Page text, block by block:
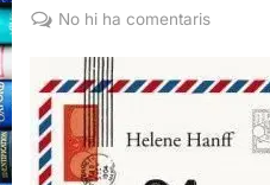
on
No hi ha comentarisa
Charing
Road,
Helene
Hanff